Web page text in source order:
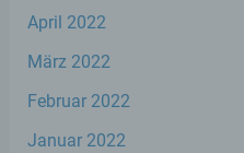
April 2022
März 2022
Februar 2022
Januar 2022
Verantwortlicher
Verantwortlicher
juristische
oder andere
und Mittel der